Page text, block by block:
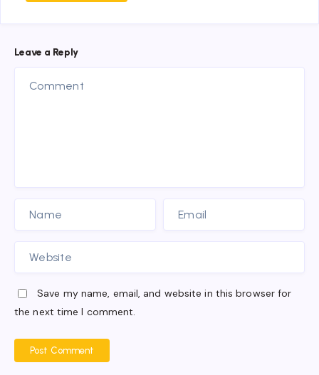
Leave a Reply
Save my name, email, and website in this browser for
the next time I comment.
Post Comment